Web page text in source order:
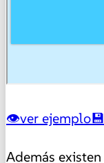
ver ejemplo
Además